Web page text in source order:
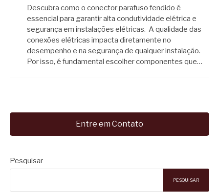
Descubra como o conector parafuso fendido é
essencial para garantir alta condutividade elétrica e
segurança em instalações elétricas. A qualidade das
conexões elétricas impacta diretamente no
desempenho e na segurança de qualquer instalação.
Por isso, é fundamental escolher componentes que…
Entre em Contato
Pesquisar
PESQUISAR